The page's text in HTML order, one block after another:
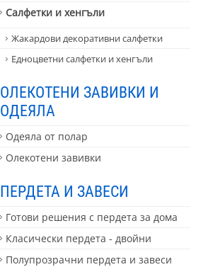
Салфетки и хенгъли
Жакардови декоративни салфетки
Едноцветни салфетки и хенгъли
ОЛЕКОТЕНИ ЗАВИВКИ И
ОДЕЯЛА
Одеяла от полар
Олекотени завивки
ПЕРДЕТА И ЗАВЕСИ
Готови решения с пердета за дома
Класически пердета - двойни
Полупрозрачни пердета и завеси